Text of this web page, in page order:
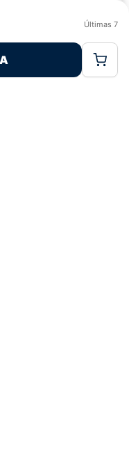
a ciertasÚltimas 7
Sin Límites